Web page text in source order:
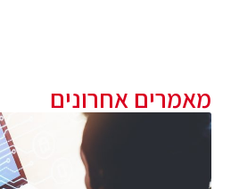
מאמרים אחרונים